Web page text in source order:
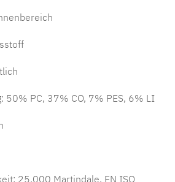
50% PC, 37% CO, 7% PES, 6% LI
25.000 Martindale, EN ISO